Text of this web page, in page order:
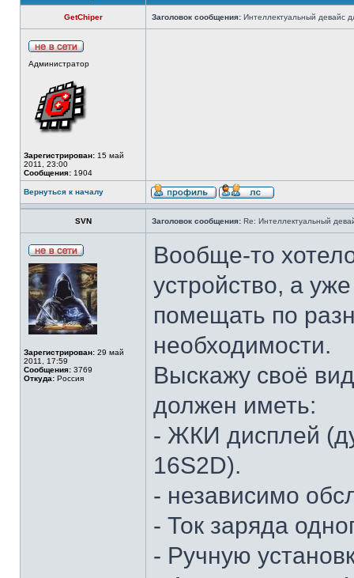
GetChiper Заголовок сообщения: Интеллектуальный девайс
Администратор
Зарегистрирован: 15 май
2011, 23:00
Сообщения: 1904
Вернуться к началу
SVN Заголовок сообщения: Re: Интеллектуальный
Зарегистрирован: 29 май
2011, 17:59
Сообщения: 3769
Откуда: Россия
Вообще-то
устройство, а
помещать по
необходимости.
Выскажу своё
должен иметь:
- ЖКИ дисплей
16S2D).
- независимо
- Ток заряда
- Ручную